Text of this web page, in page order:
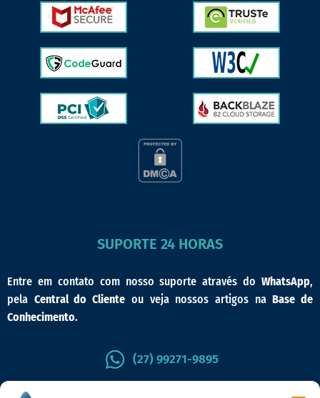
SUPORTE 24 HORAS
Entre em contato com nosso suporte através do WhatsApp,
pela Central do Cliente ou veja nossos artigos naBase de
Conhecimento.
(27) 99271-9895